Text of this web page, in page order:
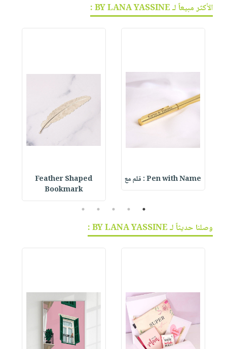
الأكثر مبيعاً لـ BY LANA YASSINE :
Pen with Name : قلم مع
Feather Shaped
Bookmark
1
2
3
4
5
وصلنا حديثاً لـ BY LANA YASSINE :